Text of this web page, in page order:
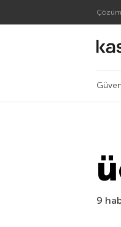
9